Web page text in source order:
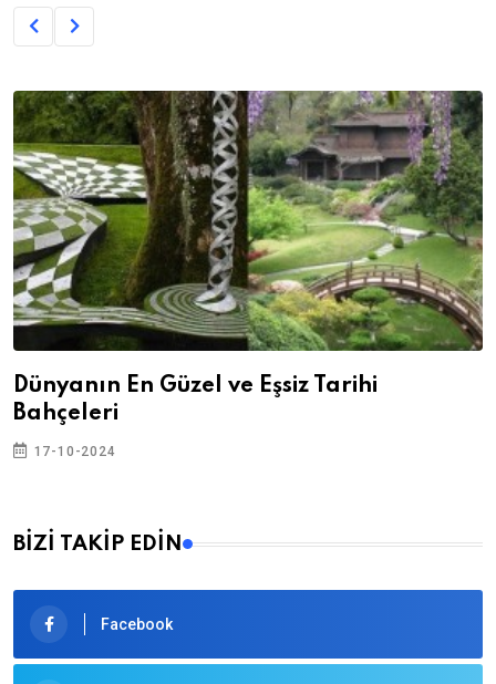
Dünyanın En Güzel ve Eşsiz Tarihi
Bahçeleri
17-10-2024
BİZİ TAKİP EDİN
Facebook